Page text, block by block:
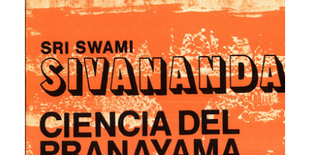
GLOSARIO
CONTACTO
LOGIN / REGISTER
CART